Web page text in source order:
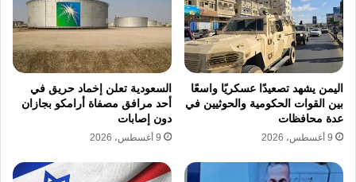
اليمن يشهد تصعيدًا عسكريًا واسعًا
بين القوات الحكومية والحوثيين في
عدة محافظات
9 أغسطس، 2026
السعودية تعلن إخماد حريق في
أحد مرافق مصفاة أرامكو بجازان
دون إصابات
9 أغسطس، 2026